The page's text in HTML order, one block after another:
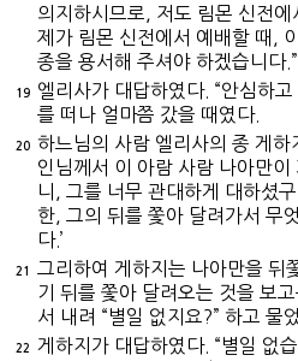
의지하시므로, 저도 림몬 신전에
제가 림몬 신전에서 예배할 때,
종을 용서해 주셔야 하겠습니다.”
19
엘리사가 대답하였다. “안심하
를 떠나 얼마쯤 갔을 때였다.
20
하느님의 사람 엘리사의 종 게하
인님께서 이 아람 사람 나아만
니, 그를 너무 관대하게 대하셨
한, 그의 뒤를 쫓아 달려가서 무
다.’
21
그리하여 게하지는 나아만을 뒤
기 뒤를 쫓아 달려오는 것을 보
서 내려 “별일 없지요?” 하고 물
22
게하지가 대답하였다. “별일 없